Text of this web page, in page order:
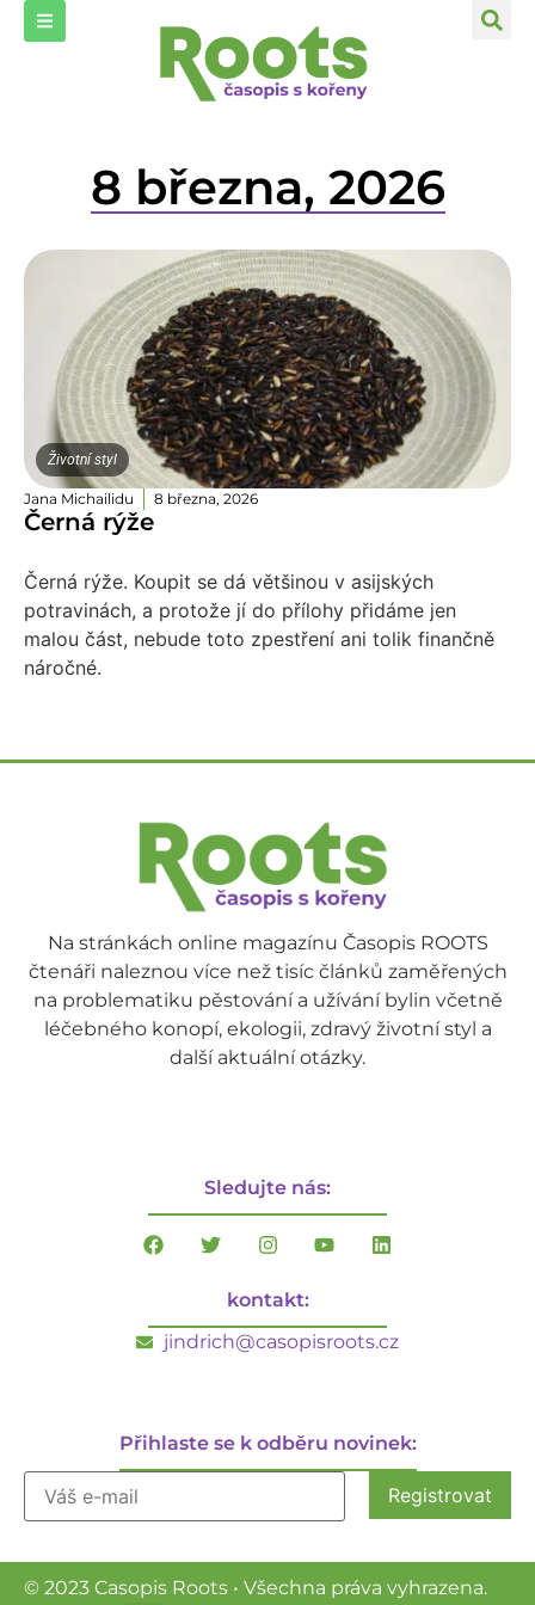
8 března, 2026
Životní styl
Jana Michailidu 8 března, 2026
Černá rýže
Černá rýže. Koupit se dá většinou v asijských
potravinách, a protože jí do přílohy přidáme jen
malou část, nebude toto zpestření ani tolik finančně
náročné.
Na stránkách online magazínu Časopis ROOTS
čtenáři naleznou více než tisíc článků zaměřených
na problematiku pěstování a užívání bylin včetně
léčebného konopí, ekologii, zdravý životní styl a
další aktuální otázky.
Sledujte nás:
kontakt:
jindrich@casopisroots.cz
Přihlaste se k odběru novinek:
© 2023 Casopis Roots • Všechna práva vyhrazena.